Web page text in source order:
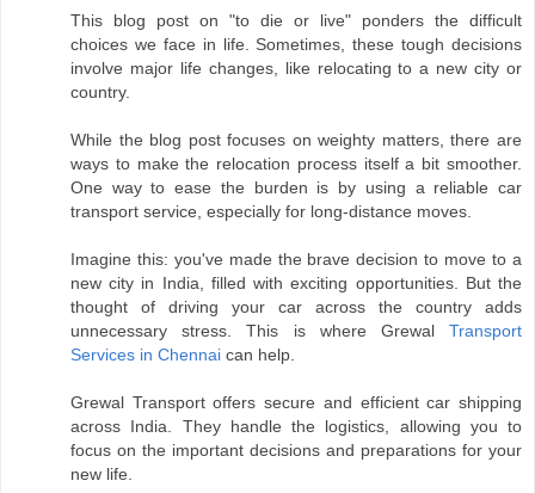
This blog post on "to die or live" ponders the difficult
choices we face in life. Sometimes, these tough decisions
involve major life changes, like relocating to a new city or
country.
While the blog post focuses on weighty matters, there are
ways to make the relocation process itself a bit smoother.
One way to ease the burden is by using a reliable car
transport service, especially for long-distance moves.
Imagine this: you've made the brave decision to move to a
new city in India, filled with exciting opportunities. But the
thought of driving your car across the country adds
unnecessary stress. This is where Grewal Transport
Services in Chennai can help.
Grewal Transport offers secure and efficient car shipping
across India. They handle the logistics, allowing you to
focus on the important decisions and preparations for your
new life.